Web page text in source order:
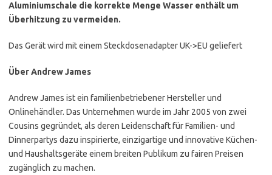
Aluminiumschale die korrekte Menge Wasser enthält um
Überhitzung zu vermeiden.
Das Gerät wird mit einem Steckdosenadapter UK->EU geliefert
Über Andrew James
Andrew James ist ein familienbetriebener Hersteller und
Onlinehändler. Das Unternehmen wurde im Jahr 2005 von zwei
Cousins gegründet, als deren Leidenschaft für Familien- und
Dinnerpartys dazu inspirierte, einzigartige und innovative Küchen-
und Haushaltsgeräte einem breiten Publikum zu fairen Preisen
zugänglich zu machen.